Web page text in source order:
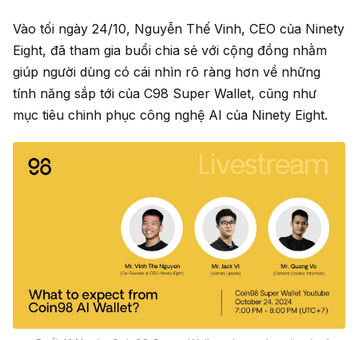
Vào tối ngày 24/10, Nguyễn Thế Vinh, CEO của Ninety
Eight, đã tham gia buổi chia sẻ với cộng đồng nhằm
giúp người dùng có cái nhìn rõ ràng hơn về những
tính năng sắp tới của C98 Super Wallet, cũng như
mục tiêu chinh phục công nghệ AI của Ninety Eight.